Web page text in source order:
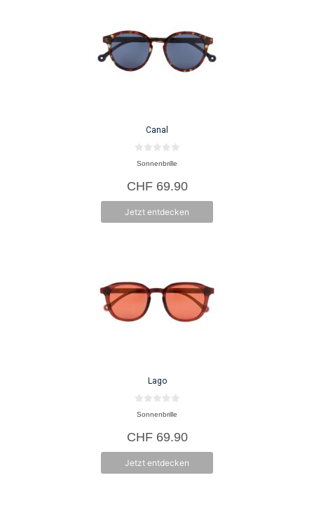
Canal
0
v
n
5
Sonnenbrille
CHF69.90
Jetzt entdecken
Lago
0
v
n
5
Sonnenbrille
CHF69.90
Jetzt entdecken